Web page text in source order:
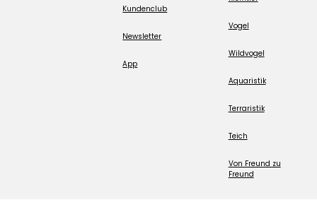
Kundenclub
Newsletter
App
Vogel
Wildvogel
Aquaristik
Terraristik
Teich
Von Freund zu
Freund